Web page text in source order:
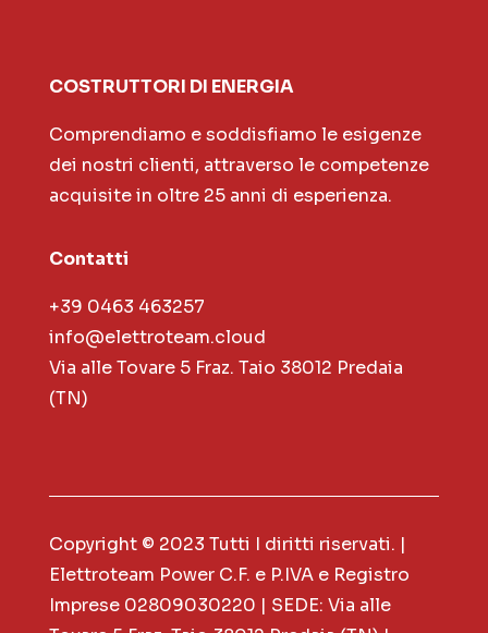
COSTRUTTORI DI ENERGIA
Comprendiamo e soddisfiamo le esigenze
dei nostri clienti, attraverso le competenze
acquisite in oltre 25 anni di esperienza.
Contatti
+39 0463 463257
info@elettroteam.cloud
Via alle Tovare 5 Fraz. Taio 38012 Predaia
(TN)
Copyright © 2023 Tutti I diritti riservati. |
Elettroteam Power C.F. e P.IVA e Registro
Imprese 02809030220 | SEDE: Via alle